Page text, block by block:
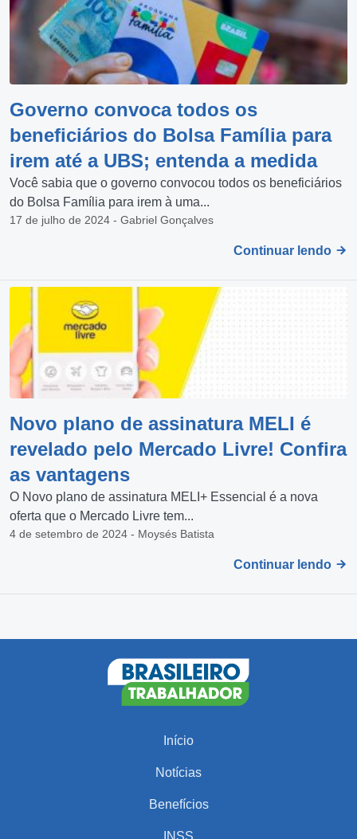
Governo convoca todos os
beneficiários do Bolsa Família para
irem até a UBS; entenda a medida
Você sabia que o governo convocou todos os beneficiários
do Bolsa Família para irem à uma...
17 de julho de 2024 - Gabriel Gonçalves
Continuar lendo
Novo plano de assinatura MELI é
revelado pelo Mercado Livre! Confira
as vantagens
O Novo plano de assinatura MELI+ Essencial é a nova
oferta que o Mercado Livre tem...
4 de setembro de 2024 - Moysés Batista
Continuar lendo
Início
Notícias
Benefícios
INSS